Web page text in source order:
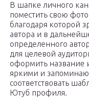
В шапке личного
поместить свою
благодаря которой
автора и в
определенного
для целевой
оформить название
яркими и
соответствовать
Ютуб профиля.